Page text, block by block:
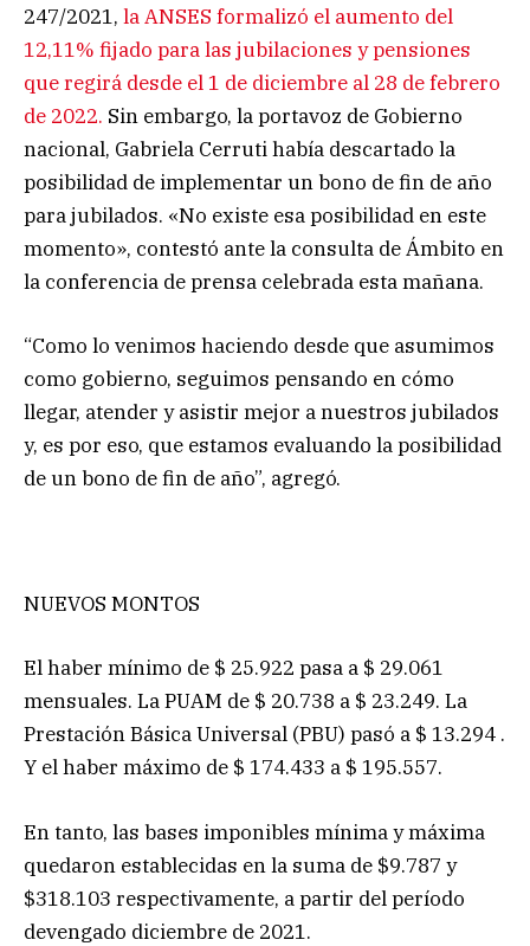
247/2021, la ANSES formalizó el aumento del
12,11% fijado para las jubilaciones y pensiones
que regirá desde el 1 de diciembre al 28 de febrero
de 2022. Sin embargo, la portavoz de Gobierno
nacional, Gabriela Cerruti había descartado la
posibilidad de implementar un bono de fin de año
para jubilados. «No existe esa posibilidad en este
momento», contestó ante la consulta de Ámbito en
la conferencia de prensa celebrada esta mañana.
“Como lo venimos haciendo desde que asumimos
como gobierno, seguimos pensando en cómo
llegar, atender y asistir mejor a nuestros jubilados
y, es por eso, que estamos evaluando la posibilidad
de un bono de fin de año”, agregó.
NUEVOS MONTOS
El haber mínimo de $ 25.922 pasa a $ 29.061
mensuales. La PUAM de $ 20.738 a $ 23.249. La
Prestación Básica Universal (PBU) pasó a $ 13.294 .
Y el haber máximo de $ 174.433 a $ 195.557.
En tanto, las bases imponibles mínima y máxima
quedaron establecidas en la suma de $9.787 y
$318.103 respectivamente, a partir del período
devengado diciembre de 2021.